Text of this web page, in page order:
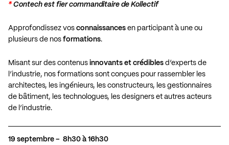
* Contech est fier commanditaire de Kollectif
Approfondissez vos connaissances en participant à une ou
plusieurs de nos formations.
Misant sur des contenus innovants et crédibles d’experts de
l’industrie, nos formations sont conçues pour rassembler les
architectes, les ingénieurs, les constructeurs, les gestionnaires
de bâtiment, les technologues, les designers et autres acteurs
de l’industrie.
19 septembre – 8h30 à 16h30